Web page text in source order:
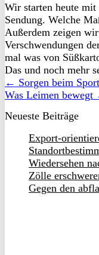
Wir starten heute
Sendung. Welche
Außerdem zeigen
Verschwendungen
mal was von
Das und noch mehr
← Sorgen beim
Was Leimen bewegt
Neueste Beiträge
Export-
Wiedersehen
Zölle
Gegen den